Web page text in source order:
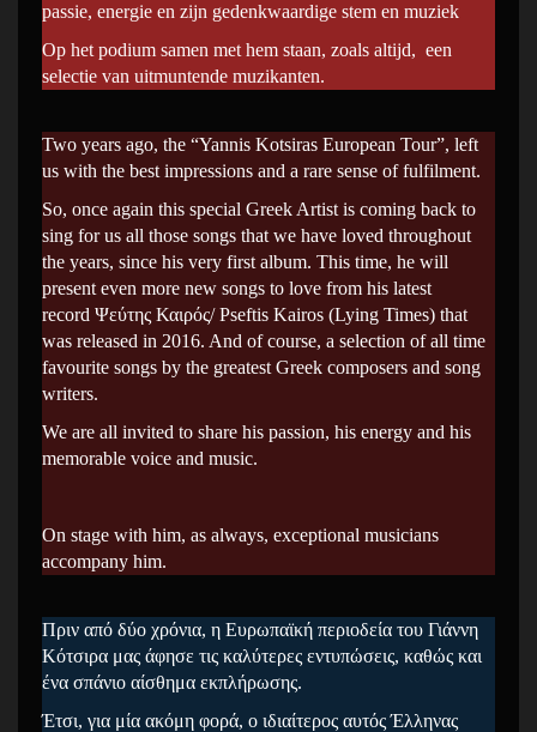
passie, energie en zijn gedenkwaardige stem en muziek
Op het podium samen met hem staan, zoals altijd, een
selectie van uitmuntende muzikanten.
Two years ago, the “Yannis Kotsiras European Tour”, left
us with the best impressions and a rare sense of fulfilment.
So, once again this special Greek Artist is coming back to
sing for us all those songs that we have loved throughout
the years, since his very first album. This time, he will
present even more new songs to love from his latest
record Ψεύτης Καιρός/ Pseftis Kairos (Lying Times) that
was released in 2016. And of course, a selection of all time
favourite songs by the greatest Greek composers and song
writers.
We are all invited to share his passion, his energy and his
memorable voice and music.
On stage with him, as always, exceptional musicians
accompany him.
Πριν από δύο χρόνια, η Ευρωπαϊκή περιοδεία του Γιάννη
Κότσιρα μας άφησε τις καλύτερες εντυπώσεις, καθώς και
ένα σπάνιο αίσθημα εκπλήρωσης.
Έτσι, για μία ακόμη φορά, ο ιδιαίτερος αυτός Έλληνας